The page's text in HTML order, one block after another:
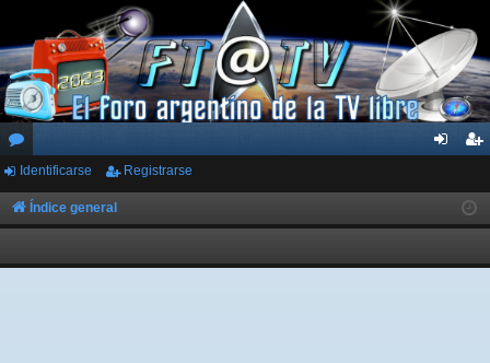
or
os
ar
ist
rs
Identificarse Registrarse
Índice general